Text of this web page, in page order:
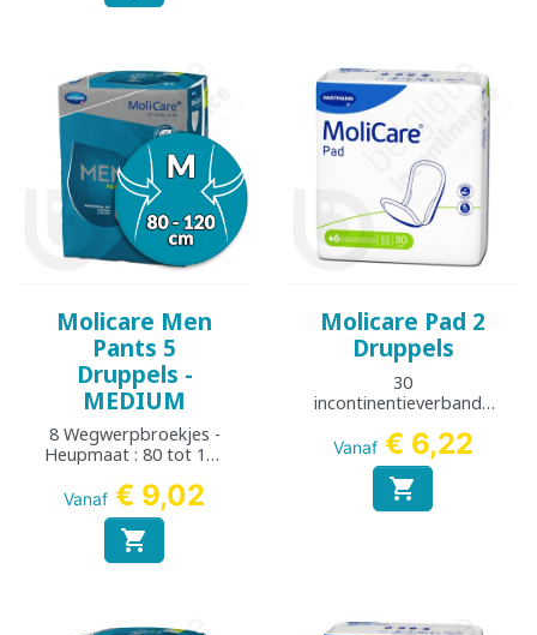
Molicare Men
Pants 5
Druppels -
MEDIUM
8 Wegwerpbroekjes -
Heupmaat : 80 tot 120
Vanaf € 9,02

Molicare Pad 2
Druppels
30
incontinentieverbande
Vanaf € 6,22
